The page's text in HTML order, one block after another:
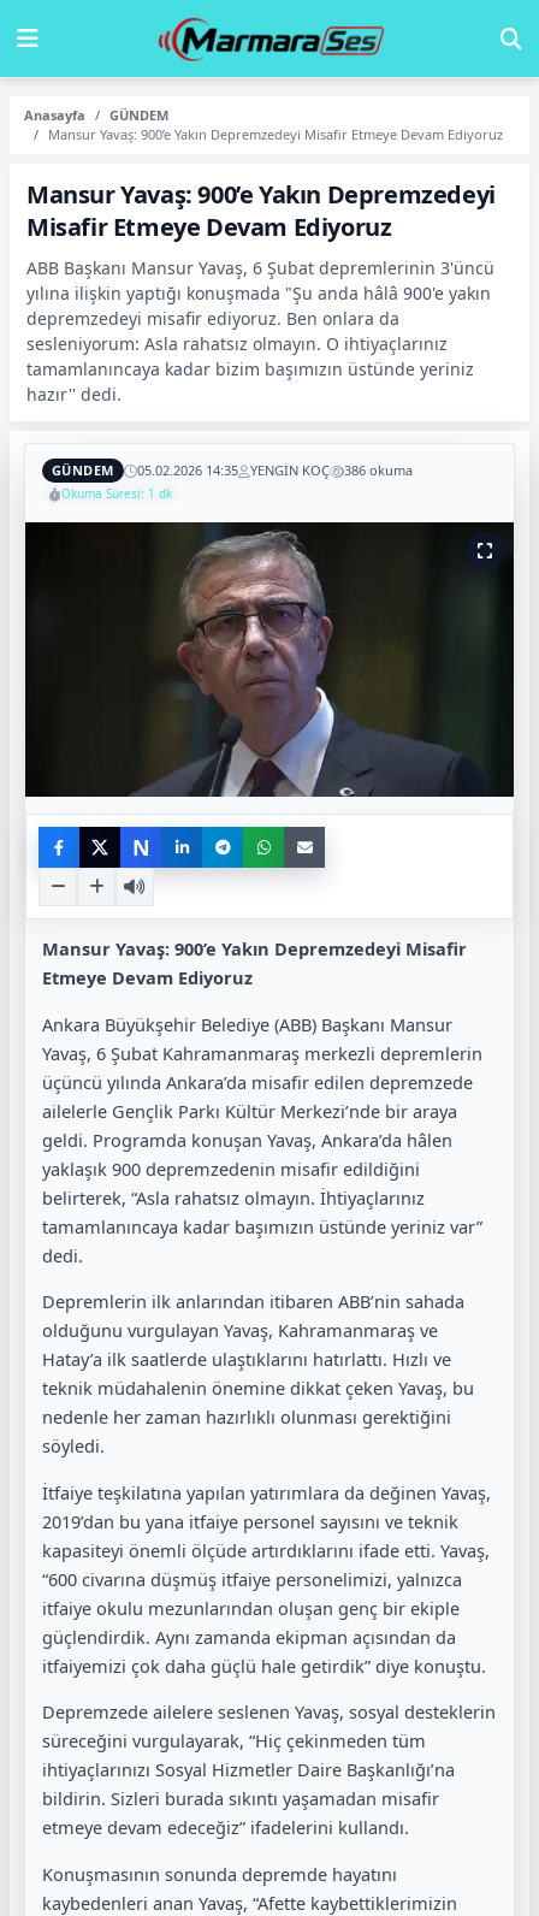
Anasayfa
GÜNDEM
Mansur Yavaş: 900’e Yakın Depremzedeyi Misafir Etmeye Devam Ediyoruz
Mansur Yavaş: 900’e Yakın Depremzedeyi
Misafir Etmeye Devam Ediyoruz
ABB Başkanı Mansur Yavaş, 6 Şubat depremlerinin 3'üncü
yılına ilişkin yaptığı konuşmada "Şu anda hâlâ 900'e yakın
depremzedeyi misafir ediyoruz. Ben onlara da
sesleniyorum: Asla rahatsız olmayın. O ihtiyaçlarınız
tamamlanıncaya kadar bizim başımızın üstünde yeriniz
hazır'' dedi.
GÜNDEM 05.02.2026 14:35 YENGİN KOÇ 386 okuma
Okuma Süresi: 1 dk
N
Mansur Yavaş: 900’e Yakın Depremzedeyi Misafir
Etmeye Devam Ediyoruz
Ankara Büyükşehir Belediye (ABB) Başkanı Mansur
Yavaş, 6 Şubat Kahramanmaraş merkezli depremlerin
üçüncü yılında Ankara’da misafir edilen depremzede
ailelerle Gençlik Parkı Kültür Merkezi’nde bir araya
geldi. Programda konuşan Yavaş, Ankara’da hâlen
yaklaşık 900 depremzedenin misafir edildiğini
belirterek, “Asla rahatsız olmayın. İhtiyaçlarınız
tamamlanıncaya kadar başımızın üstünde yeriniz var”
dedi.
Depremlerin ilk anlarından itibaren ABB’nin sahada
olduğunu vurgulayan Yavaş, Kahramanmaraş ve
Hatay’a ilk saatlerde ulaştıklarını hatırlattı. Hızlı ve
teknik müdahalenin önemine dikkat çeken Yavaş, bu
nedenle her zaman hazırlıklı olunması gerektiğini
söyledi.
İtfaiye teşkilatına yapılan yatırımlara da değinen Yavaş,
2019’dan bu yana itfaiye personel sayısını ve teknik
kapasiteyi önemli ölçüde artırdıklarını ifade etti. Yavaş,
“600 civarına düşmüş itfaiye personelimizi, yalnızca
itfaiye okulu mezunlarından oluşan genç bir ekiple
güçlendirdik. Aynı zamanda ekipman açısından da
itfaiyemizi çok daha güçlü hale getirdik” diye konuştu.
Depremzede ailelere seslenen Yavaş, sosyal desteklerin
süreceğini vurgulayarak, “Hiç çekinmeden tüm
ihtiyaçlarınızı Sosyal Hizmetler Daire Başkanlığı’na
bildirin. Sizleri burada sıkıntı yaşamadan misafir
etmeye devam edeceğiz” ifadelerini kullandı.
Konuşmasının sonunda depremde hayatını
kaybedenleri anan Yavaş, “Afette kaybettiklerimizin